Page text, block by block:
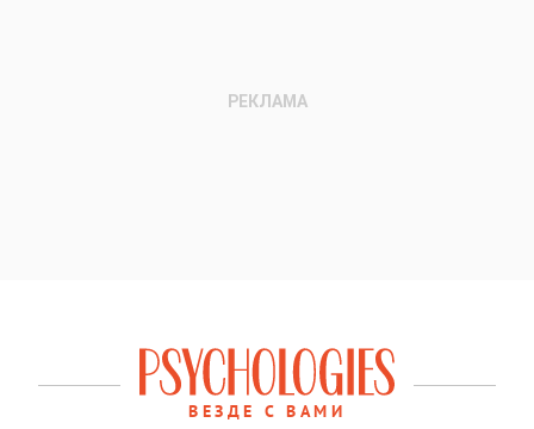
ВЕЗДЕ С ВАМИ